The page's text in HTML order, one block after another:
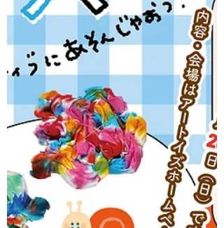
象】未就学児（3～6歳）・小学生※3歳未
満の兄弟姉妹の方も、保護者の方と一緒
にご参加いただけます。 【参加費（材料
費）】お子様ひとりあたり1,000円 【持
ち物】なし（汚れても良い服装でお願い
します） 【会場】EDAUME 東の蔵（旧
枝梅酒造） 【住所】佐賀県佐賀市八戸1
丁目2-32 【駐車場】無料 【定員】18名
（先着順） 【申込方法】メールにて：
artis8nohe@gmail.com ①【参加希望日】
②【参加されるお子様の氏名（ふりが
な）】 ③【